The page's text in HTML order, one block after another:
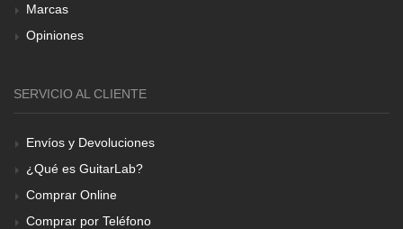
Marcas
Opiniones
SERVICIO AL CLIENTE
Envíos y Devoluciones
¿Qué es GuitarLab?
Comprar Online
Comprar por Teléfono